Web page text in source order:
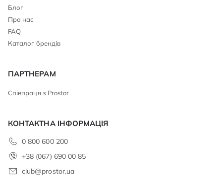
Блог
Про нас
FAQ
Каталог брендів
ПАРТНЕРАМ
Співпраця з Prostor
КОНТАКТНА ІНФОРМАЦІЯ
0 800 600 200
+38 (067) 690 00 85
club@prostor.ua